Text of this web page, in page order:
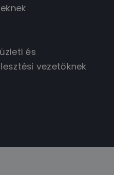
és
vezetőknek